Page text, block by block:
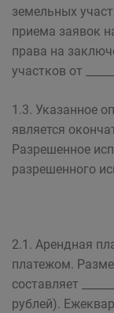
земельных
приема заявок
права на
участков от
1.3. Указанное
является
Разрешенное
разрешенного
2.1. Арендная
платежом.
составляет
рублей).